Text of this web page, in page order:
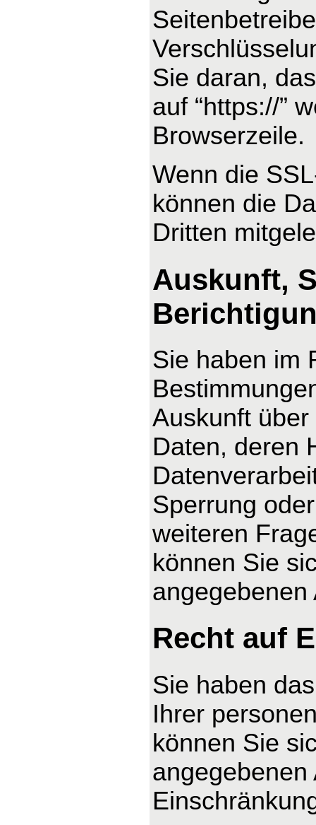
Sie daran,
auf “https://”
Browserzeile.
Wenn die
können die
Dritten
Auskunft,
Sie haben im
Auskunft
Daten, deren
Sperrung
weiteren
können Sie
Recht auf
Sie haben
Ihrer
können Sie